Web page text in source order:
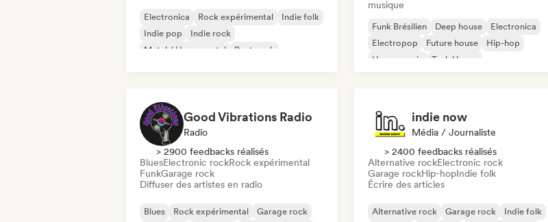
Electronica Rock expérimental
Indie folk
Indie pop
Indie rock
Metal / Heavy metal
Post punk
musique
Funk Brésilien Deep house
Electronica
Electropop
Future house
Hip-hop
House music
Tech House
Good Vibrations Radio
Radio
> 2900 feedbacks réalisés
BluesElectronic rockRock expérimental
FunkGarage rock
Diffuser des artistes en radio
Blues Rock expérimental
Garage rock
indie now
Média / Journaliste
> 2400 feedbacks réalisés
Alternative rockElectronic rock
Garage rockHip-hopIndie folk
Écrire des articles
Alternative rock Garage rock
Indie folk